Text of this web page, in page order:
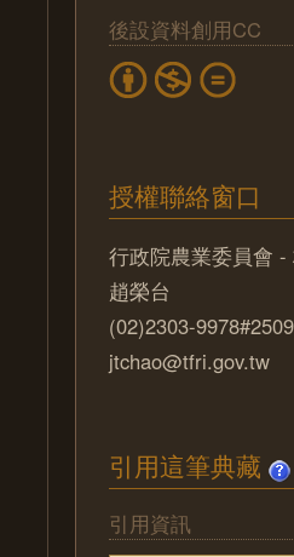
後設資料創用CC
授權聯絡窗口
行政院農業委員會
趙榮台
(02)2303-9978#2509
jtchao@tfri.gov.tw
引用這筆典藏
引用資訊